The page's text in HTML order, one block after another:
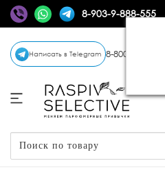
8-903-9-888-555
Написать в Telegram 8-800-770-72-34